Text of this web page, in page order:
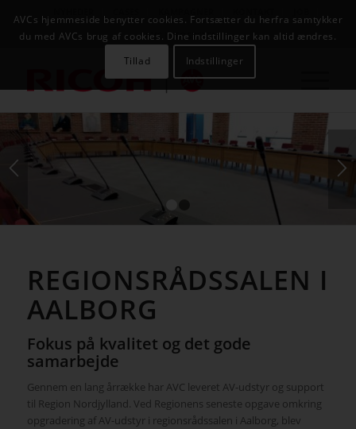
AVC INFOSYSTEM
REGIONSRÅDSSALEN I
AALBORG
Fokus på kvalitet og det gode
samarbejde
Gennem en lang årrække har AVC leveret AV-udstyr og support
til Region Nordjylland. Ved Regionens seneste opgave omkring
opgradering af AV-udstyr i regionsrådssalen i Aalborg, blev
AVCs hjemmeside benytter cookies. Fortsætter du herfra samtykker
du med AVCs brug af cookies. Dine indstillinger kan altid ændres.
Tillad
Indstillinger